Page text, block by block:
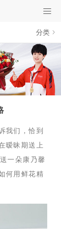
分类
我们，恰到
暧昧期送上
一朵康乃馨
何用鲜花精